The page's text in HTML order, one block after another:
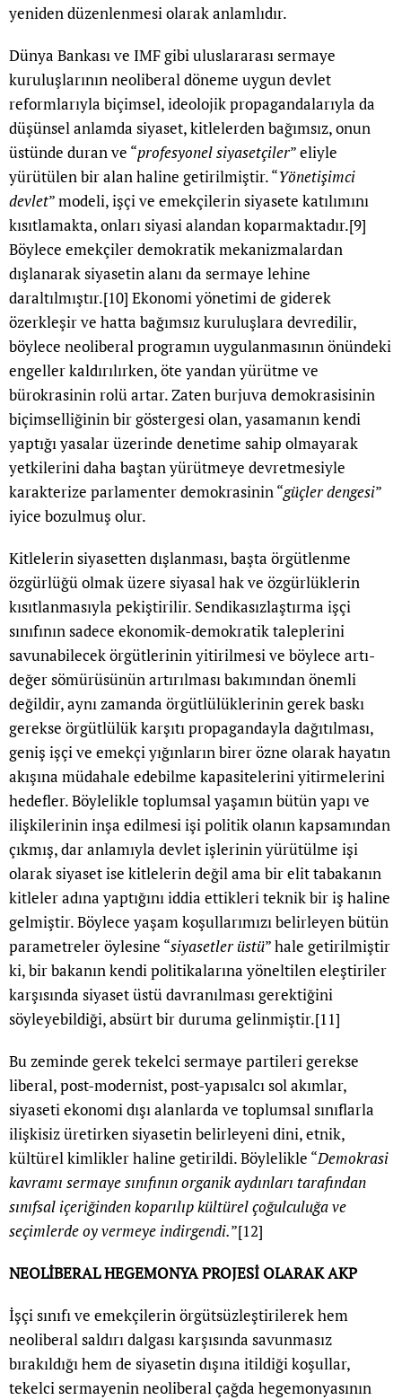
yeniden düzenlenmesi olarak anlamlıdır.
Dünya Bankası ve IMF gibi uluslararası sermaye
kuruluşlarının neoliberal döneme uygun devlet
reformlarıyla biçimsel, ideolojik propagandalarıyla da
düşünsel anlamda siyaset, kitlelerden bağımsız, onun
üstünde duran ve “profesyonel siyasetçiler” eliyle
yürütülen bir alan haline getirilmiştir. “Yönetişimci
devlet” modeli, işçi ve emekçilerin siyasete katılımını
kısıtlamakta, onları siyasi alandan koparmaktadır.[9]
Böylece emekçiler demokratik mekanizmalardan
dışlanarak siyasetin alanı da sermaye lehine
daraltılmıştır.[10] Ekonomi yönetimi de giderek
özerkleşir ve hatta bağımsız kuruluşlara devredilir,
böylece neoliberal programın uygulanmasının önündeki
engeller kaldırılırken, öte yandan yürütme ve
bürokrasinin rolü artar. Zaten burjuva demokrasisinin
biçimselliğinin bir göstergesi olan, yasamanın kendi
yaptığı yasalar üzerinde denetime sahip olmayarak
yetkilerini daha baştan yürütmeye devretmesiyle
karakterize parlamenter demokrasinin “güçler dengesi”
iyice bozulmuş olur.
Kitlelerin siyasetten dışlanması, başta örgütlenme
özgürlüğü olmak üzere siyasal hak ve özgürlüklerin
kısıtlanmasıyla pekiştirilir. Sendikasızlaştırma işçi
sınıfının sadece ekonomik-demokratik taleplerini
savunabilecek örgütlerinin yitirilmesi ve böylece artı-
değer sömürüsünün artırılması bakımından önemli
değildir, aynı zamanda örgütlülüklerinin gerek baskı
gerekse örgütlülük karşıtı propagandayla dağıtılması,
geniş işçi ve emekçi yığınların birer özne olarak hayatın
akışına müdahale edebilme kapasitelerini yitirmelerini
hedefler. Böylelikle toplumsal yaşamın bütün yapı ve
ilişkilerinin inşa edilmesi işi politik olanın kapsamından
çıkmış, dar anlamıyla devlet işlerinin yürütülme işi
olarak siyaset ise kitlelerin değil ama bir elit tabakanın
kitleler adına yaptığını iddia ettikleri teknik bir iş haline
gelmiştir. Böylece yaşam koşullarımızı belirleyen bütün
parametreler öylesine “siyasetler üstü” hale getirilmiştir
ki, bir bakanın kendi politikalarına yöneltilen eleştiriler
karşısında siyaset üstü davranılması gerektiğini
söyleyebildiği, absürt bir duruma gelinmiştir.[11]
Bu zeminde gerek tekelci sermaye partileri gerekse
liberal, post-modernist, post-yapısalcı sol akımlar,
siyaseti ekonomi dışı alanlarda ve toplumsal sınıflarla
ilişkisiz üretirken siyasetin belirleyeni dini, etnik,
kültürel kimlikler haline getirildi. Böylelikle “Demokrasi
kavramı sermaye sınıfının organik aydınları tarafından
sınıfsal içeriğinden koparılıp kültürel çoğulculuğa ve
seçimlerde oy vermeye indirgendi.”[12]
NEOLİBERAL HEGEMONYA PROJESİ OLARAK AKP
İşçi sınıfı ve emekçilerin örgütsüzleştirilerek hem
neoliberal saldırı dalgası karşısında savunmasız
bırakıldığı hem de siyasetin dışına itildiği koşullar,
tekelci sermayenin neoliberal çağda hegemonyasının